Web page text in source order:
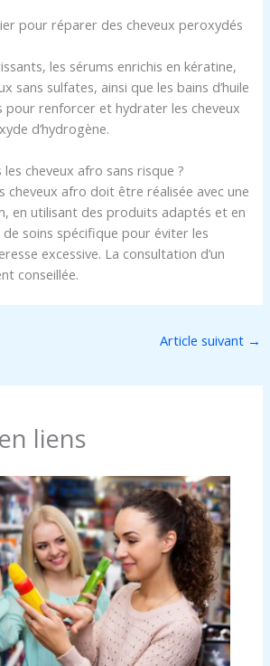
pour réparer des cheveux peroxydés
les sérums enrichis en kératine,
sans sulfates, ainsi que les bains d’huile
pour renforcer et hydrater les cheveux
d’hydrogène.
cheveux afro sans risque ?
cheveux afro doit être réalisée avec une
en utilisant des produits adaptés et en
soins spécifique pour éviter les
excessive. La consultation d’un
conseillée.
Article suivant →
liens